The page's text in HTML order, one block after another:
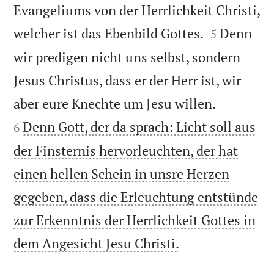
Evangeliums von der Herrlichkeit Christi,
welcher ist das Ebenbild Gottes. 

5 Denn
wir predigen nicht uns selbst, sondern
Jesus Christus, dass er der Herr ist, wir
aber eure Knechte um Jesu willen.
6 Denn Gott, der da sprach: Licht soll aus
der Finsternis hervorleuchten, der hat
einen hellen Schein in unsre Herzen
gegeben, dass die Erleuchtung entstünde
zur Erkenntnis der Herrlichkeit Gottes in
dem Angesicht Jesu Christi.